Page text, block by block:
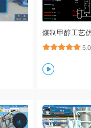
煤制甲醇工艺
5.0